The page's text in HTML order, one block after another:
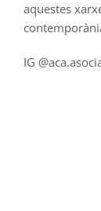
aquestes
IG